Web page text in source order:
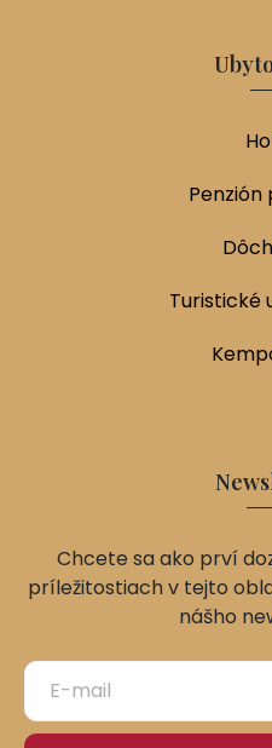
Turistické
Chcete sa ako prví
príležitostiach v tejto
nášho